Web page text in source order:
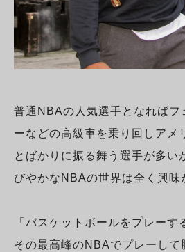
普通NBAの人気選手となればフ
ーなどの高級車を乗り回しアメ
とばかりに振る舞う選手が多い
びやかなNBAの世界は全く興味
「バスケットボールをプレーす
その最高峰のNBAでプレーして